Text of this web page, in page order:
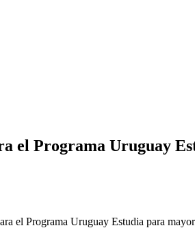
el Programa Uruguay
el Programa Uruguay Estudia para